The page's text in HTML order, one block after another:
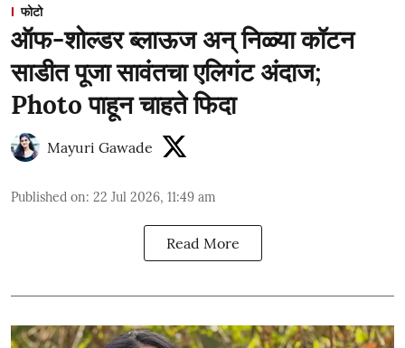
फोटो
ऑफ-शोल्डर ब्लाऊज अन् निळ्या कॉटन
साडीत पूजा सावंतचा एलिगंट अंदाज;
Photo पाहून चाहते फिदा
Mayuri Gawade
Published on: 22 Jul 2026, 11:49 am
Read More